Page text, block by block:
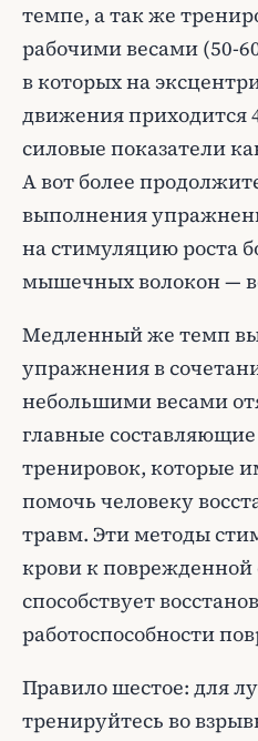
темпе, а так же
рабочими весами (50-
в которых на
движения
силовые показатели
А вот более
выполнения
на стимуляцию роста
мышечных волокон —
Медленный же темп
упражнения в
небольшими весами
главные
тренировок, которые
помочь человеку
травм. Эти методы
крови к поврежденной
способствует
работоспособности
Правило шестое: для
тренируйтесь во